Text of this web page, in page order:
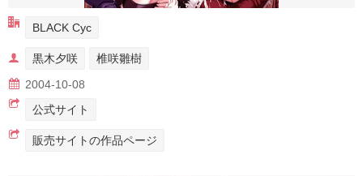
BLACK Cyc
黒木夕咲
椎咲雛樹
2004-10-08
公式サイト
販売サイトの作品ページ